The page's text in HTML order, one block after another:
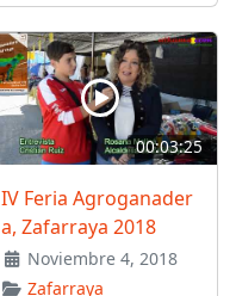
00:03:25
IV Feria Agroganader
a, Zafarraya 2018
Noviembre 4, 2018
Zafarraya